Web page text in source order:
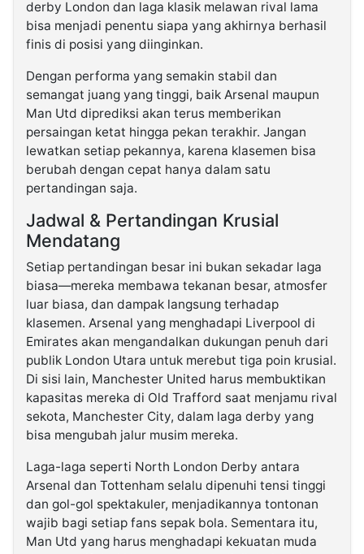
derby London dan laga klasik melawan rival lama
bisa menjadi penentu siapa yang akhirnya berhasil
finis di posisi yang diinginkan.
Dengan performa yang semakin stabil dan
semangat juang yang tinggi, baik Arsenal maupun
Man Utd diprediksi akan terus memberikan
persaingan ketat hingga pekan terakhir. Jangan
lewatkan setiap pekannya, karena klasemen bisa
berubah dengan cepat hanya dalam satu
pertandingan saja.
Jadwal & Pertandingan Krusial
Mendatang
Setiap pertandingan besar ini bukan sekadar laga
biasa—mereka membawa tekanan besar, atmosfer
luar biasa, dan dampak langsung terhadap
klasemen. Arsenal yang menghadapi Liverpool di
Emirates akan mengandalkan dukungan penuh dari
publik London Utara untuk merebut tiga poin krusial.
Di sisi lain, Manchester United harus membuktikan
kapasitas mereka di Old Trafford saat menjamu rival
sekota, Manchester City, dalam laga derby yang
bisa mengubah jalur musim mereka.
Laga-laga seperti North London Derby antara
Arsenal dan Tottenham selalu dipenuhi tensi tinggi
dan gol-gol spektakuler, menjadikannya tontonan
wajib bagi setiap fans sepak bola. Sementara itu,
Man Utd yang harus menghadapi kekuatan muda